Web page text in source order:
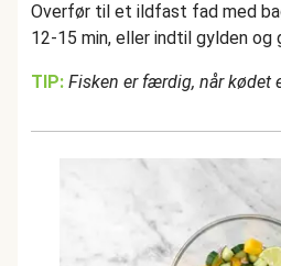
Overfør til et ildfast fad med
12-15 min, eller indtil gylden og
TIP: Fisken er færdig, når kødet